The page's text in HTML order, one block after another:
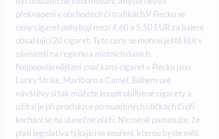
překvapeni v obchodech či trafikách.V Řecku se
ceny cigaret pohybují mezi 4,60 a 5,50 EUR za balení
obsahující 20 cigaret. Tyto ceny se mohou ještě lišit v
závislosti na regionu a místních daních.
Nejpopulárnějšími značkami cigaret v Řecku jsou
Lucky Strike, Marlboro a Camel. Během své
návštěvy si tak můžete koupit oblíbené cigarety a
užít si je při procházce po malebných uličkách či při
kochání se na slunečné pláži. Nicméně pamatujte, že
platí legislativa týkající se kouření, kterou byste měli